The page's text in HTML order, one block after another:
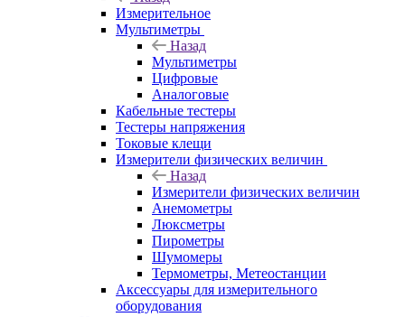
Измерительное
Мультиметры
Назад
Мультиметры
Цифровые
Аналоговые
Кабельные тестеры
Тестеры напряжения
Токовые клещи
Измерители физических величин
Назад
Измерители физических величин
Анемометры
Люксметры
Пирометры
Шумомеры
Термометры, Метеостанции
Аксессуары для измерительного
оборудования